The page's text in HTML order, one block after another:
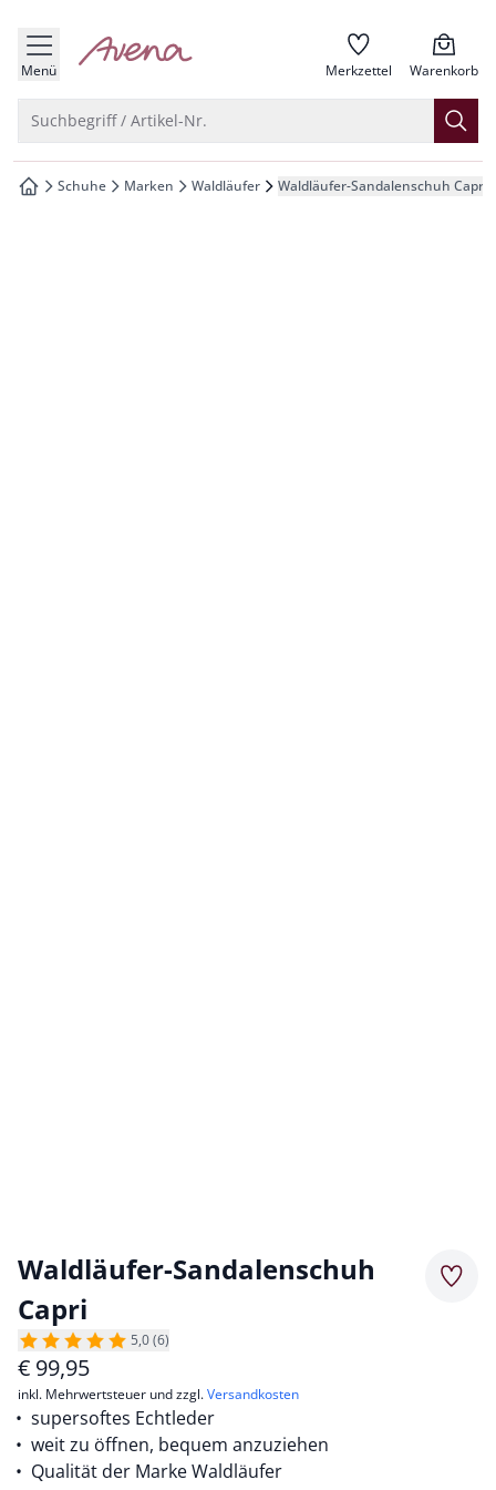
springen
springen
springen
springen
Menü zur Startseite Merkzettel Warenkorb
Suchbegriff / Artikel-Nr.
zur Startseite
Schuhe Marken Waldläufer Waldläufer-Sandalenschuh Capri
Waldläufer-Sandalenschuh
Capri
5,0 (6)
€ 99,95
inkl. Mehrwertsteuer und zzgl.Versandkosten
supersoftes Echtleder
weit zu öffnen, bequem anzuziehen
Qualität der Marke Waldläufer